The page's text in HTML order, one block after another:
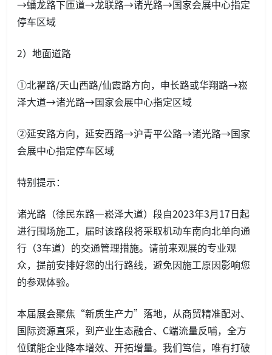
→蟠龙路下匝道→龙联路→诸光路→国家会展中心指定
停车区域
2）地面道路
①北翟路/天山西路/仙霞路方向，申长路或华翔路→崧
泽大道→诸光路→国家会展中心指定区域
②延安路方向，延安西路→沪青平公路→诸光路→国家
会展中心指定停车区域
特别提示：
诸光路（徐民东路—崧泽大道）段自2023年3月17日起
进行围场施工，届时该路段将采取机动车南向北单向通
行（3车道）的交通管理措施。请前来观展的专业观
众，提前安排好您的出行路线，避免因施工原因影响您
的参观体验。
本届展会聚焦“新质生产力”落地，从商贸精准配对、
国际资源直采，到产业生态融合、C端流量反哺，全方
位赋能企业降本增效、开拓增量。我们笃信，唯有打破